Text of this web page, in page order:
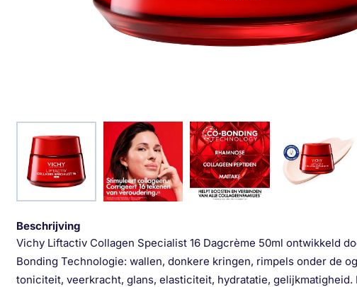
Beschrijving
Vichy Liftactiv Collagen Specialist 16 Dagcrème 50ml ontwikkeld
Bonding Technologie: wallen, donkere kringen, rimpels onder de
toniciteit, veerkracht, glans, elasticiteit, hydratatie,